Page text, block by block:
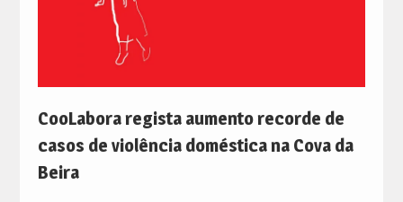
CooLabora regista aumento recorde de
casos de violência doméstica na Cova da
Beira